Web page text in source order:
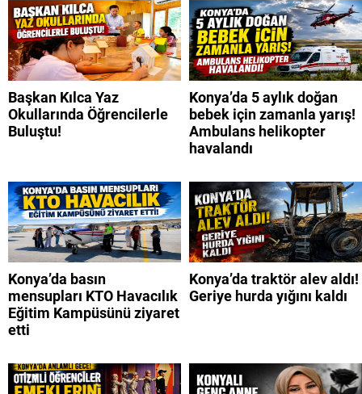
Başkan Kılca Yaz
Okullarında Öğrencilerle
Buluştu!
Konya’da 5 aylık doğan
bebek için zamanla yarış!
Ambulans helikopter
havalandı
Konya’da basın
mensupları KTO Havacılık
Eğitim Kampüsünü ziyaret
etti
Konya’da traktör alev aldı!
Geriye hurda yığını kaldı